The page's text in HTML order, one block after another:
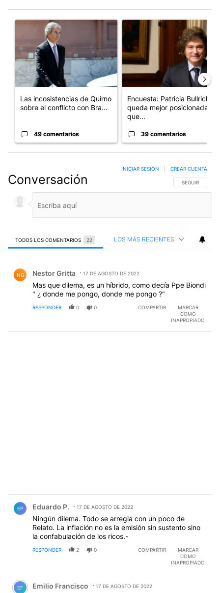
Un artículo de tendencia con el título "Las incosistencias de
Las incosistencias de Quirno
sobre el conflicto con Bra...
49 comentarios
Un artículo de tendencia
Encuesta: Patricia Bullrich
queda mejor posicionada
que...
39 comentarios
Conversación SIGA ESTA
SEGUIR
INICIAR SESIÓN CREAR CUENTA
TODOS LOS COMENTARIOS 22 LOS MÁS RECIENTES
NG Nestor Gritta 17 DE AGOSTO DE 2022
Mas que dilema, es un híbrido, como decía Ppe Biondi
" ¿ donde me pongo, donde me pongo ?"
RESPONDER 0 0 COMPARTIR
MARCAR
COMO
INAPROPIADO
EP Eduardo P. 17 DE AGOSTO DE 2022
Ningún dilema. Todo se arregla con un poco de
Relato. La inflación no es la emisión sin sustento sino
la confabulación de los ricos.-
RESPONDER 2 0 COMPARTIR
MARCAR
COMO
INAPROPIADO
Comentario de Emilio Francisco.
EF Emilio Francisco 17 DE AGOSTO DE 2022